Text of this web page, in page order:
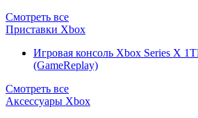
Смотреть все
Приставки Xbox
Игровая консоль Xbox Series X
(GameReplay)
Смотреть все
Аксессуары Xbox